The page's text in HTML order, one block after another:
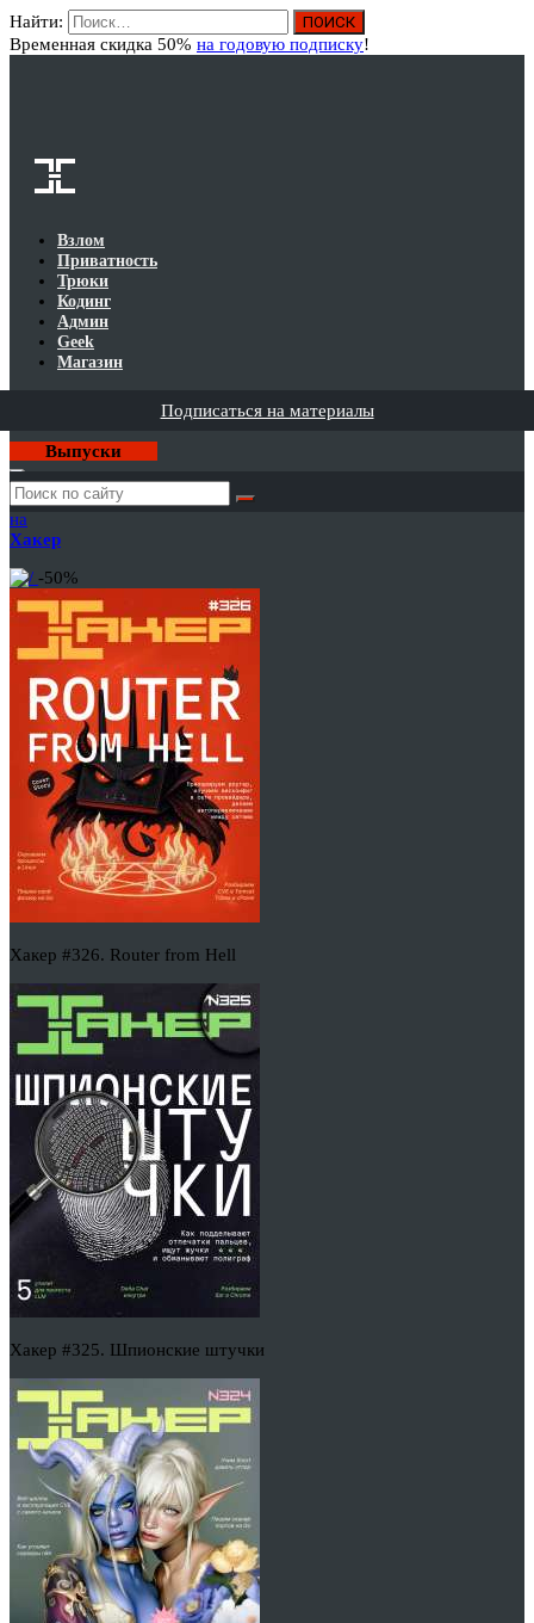
Найти:
Временная скидка 50% на годовую подписку!
Взлом
Приватность
Трюки
Кодинг
Админ
Geek
Магазин
Подписаться на материалы
Выпуски
Годовая
подписка
на
Хакер
-50%
Хакер #326. Router from Hell
Хакер #325. Шпионские штучки